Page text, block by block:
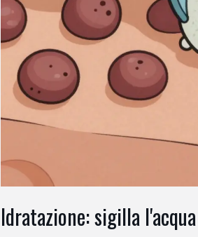
Idratazione: sigilla